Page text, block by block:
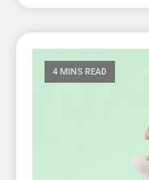
4 MINS READ